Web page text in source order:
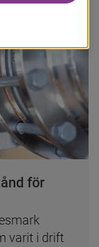
för
varit i drift